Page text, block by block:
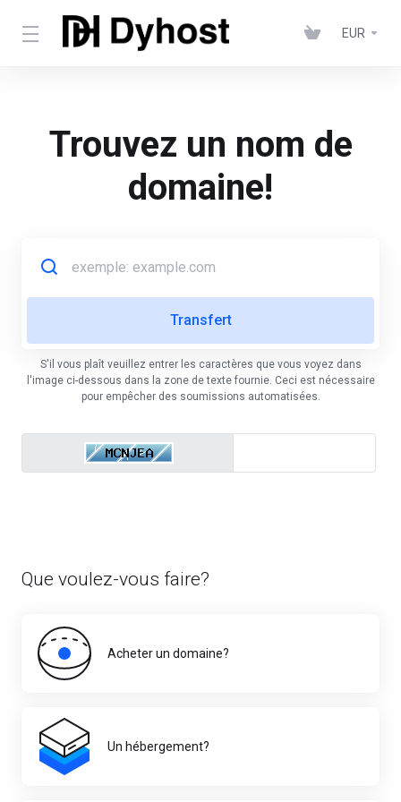
EUR
Trouvez un nom de
domaine!
S'il vous plaît veuillez entrer les caractères que vous voyez dans
l'image ci-dessous dans la zone de texte fournie. Ceci est nécessaire
pour empêcher des soumissions automatisées.
Que voulez-vous faire?
Acheter un domaine?
Un hébergement?